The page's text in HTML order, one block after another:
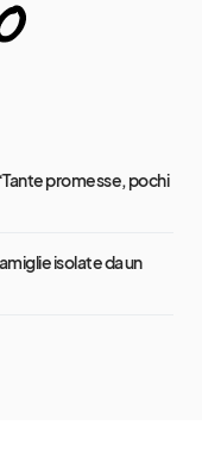
promesse, pochi
isolate da un